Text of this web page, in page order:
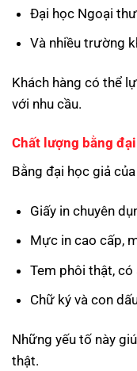
Đại học Ngoại
Và nhiều trường
Khách hàng có thể
với nhu cầu.
Chất lượng bằng
Bằng đại học giả
Giấy in chuyên
Mực in cao cấp,
Tem phôi thật, có
Chữ ký và con
Những yếu tố này
thật.